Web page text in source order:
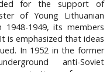
for the support of
of Young Lithuanian
1948-1949, its members
is emphasized that ideas
In 1952 in the former
anti-Soviet